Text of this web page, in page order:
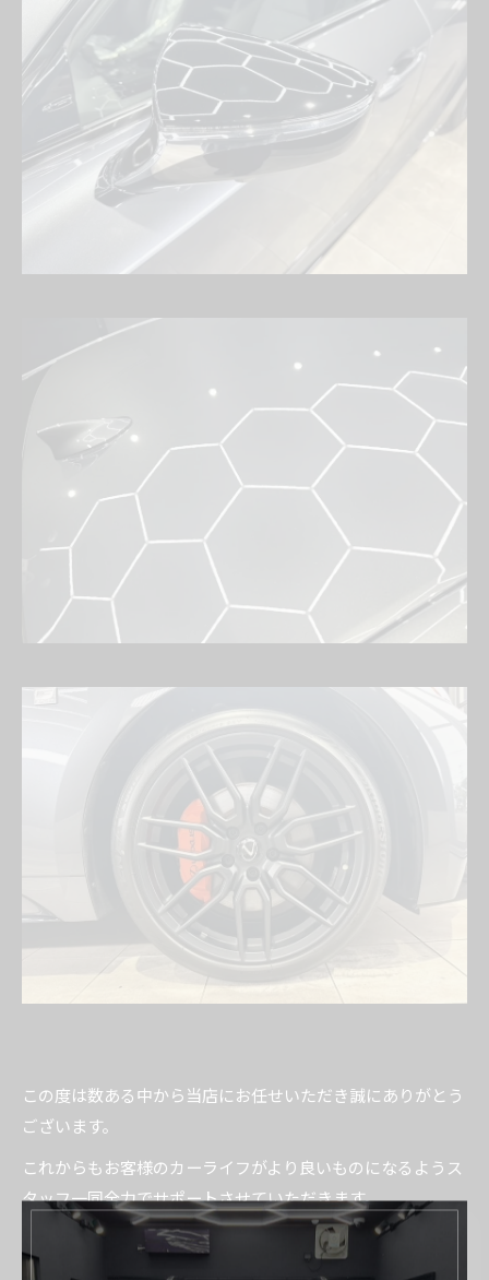
この度は数ある中から当店にお任せいただき誠にありがとう
ございます。
これからもお客様のカーライフがより良いものになるようス
タッフ一同全力でサポートさせていただきます。
またここまでブログを見てくださった方ありがとうございま
す。